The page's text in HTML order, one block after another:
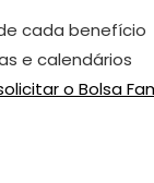
cada benefício
e calendários
o Bolsa